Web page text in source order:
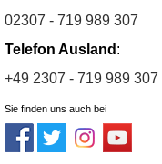
02307 - 719 989 307
Telefon Ausland :
+49 2307 - 719 989 307
Sie finden uns auch bei